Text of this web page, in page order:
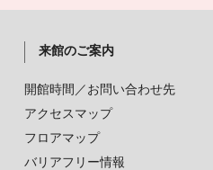
来館のご案内
開館時間／お問い合わせ先
アクセスマップ
フロアマップ
バリアフリー情報